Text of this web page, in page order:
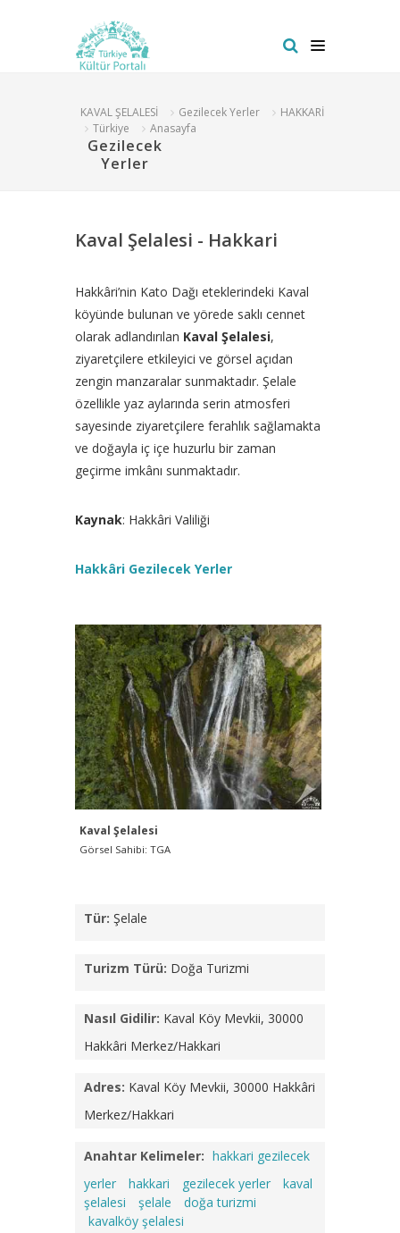
KAVAL ŞELALESİ Gezilecek Yerler
HAKKARİ
Türkiye
Anasayfa
Gezilecek
Yerler
Kaval Şelalesi - Hakkari
Hakkâri’nin Kato Dağı eteklerindeki Kaval
köyünde bulunan ve yörede saklı cennet
olarak adlandırılan Kaval Şelalesi,
ziyaretçilere etkileyici ve görsel açıdan
zengin manzaralar sunmaktadır. Şelale
özellikle yaz aylarında serin atmosferi
sayesinde ziyaretçilere ferahlık sağlamakta
ve doğayla iç içe huzurlu bir zaman
geçirme imkânı sunmaktadır.
Kaynak: Hakkâri Valiliği
Hakkâri Gezilecek Yerler
Kaval Şelalesi
Görsel Sahibi: TGA
Tür: Şelale
Turizm Türü: Doğa Turizmi
Nasıl Gidilir: Kaval Köy Mevkii, 30000
Hakkâri Merkez/Hakkari
Adres: Kaval Köy Mevkii, 30000 Hakkâri
Merkez/Hakkari
Anahtar Kelimeler: hakkari gezilecek
yerler
hakkari gezilecek yerler
kaval
şelalesi
şelale
doğa turizmi
kavalköy şelalesi